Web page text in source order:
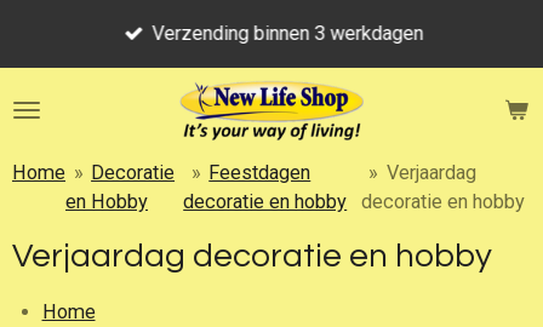
de
Verzending binnen 3 werkdagen
Home » Decoratie
en Hobby
» Feestdagen
decoratie en hobby
» Verjaardag
decoratie en hobby
Verjaardag decoratie en hobby
Home